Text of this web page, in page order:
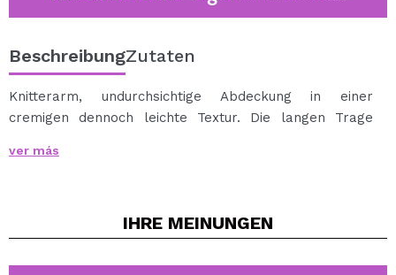
BeschreibungZutaten
Knitterarm, undurchsichtige Abdeckung in einer
cremigen dennoch leichte Textur. Die langen Trage
Hautunreinheiten. Bietet eine komplette, natürliche
Das blendable und bebaubare Formel bietet die
Concealer enthält eine weiche Bürste-Tipp für die
ver más
IHRE MEINUNGEN